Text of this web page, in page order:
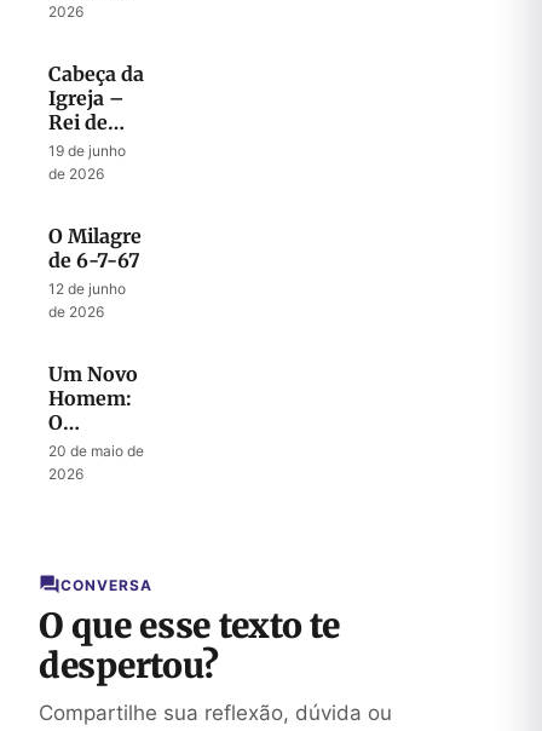
2026
Cabeça da
Igreja –
Rei de
Israel
19 de junho
de 2026
O Milagre
de 6-7-67
12 de junho
de 2026
Um Novo
Homem:
O
Mistério
do
20 de maio de
2026
CONVERSA
O que esse texto te
despertou?
Compartilhe sua reflexão, dúvida ou